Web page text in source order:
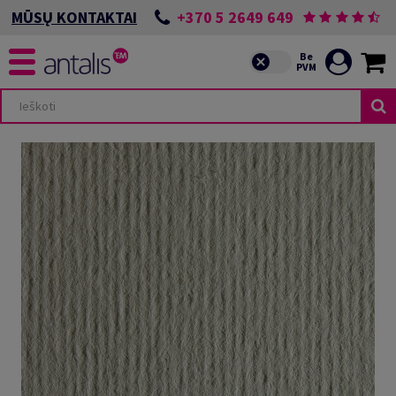
MŪSŲ KONTAKTAI +370 5 2649 649